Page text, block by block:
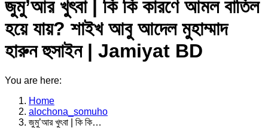
জুমু’আর খুৎবা | কি কি কারণে আমল বাতিল
হয়ে যায়? শাইখ আবু আদেল মুহাম্মাদ
হারুন হুসাইন | Jamiyat BD
You are here:
Home
alochona_somuho
জুমু’আর খুৎবা | কি কি…